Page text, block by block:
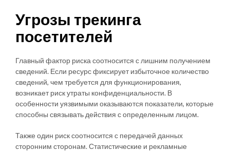
Угрозы трекинга
посетителей
Главный фактор риска соотносится с лишним получением
сведений. Если ресурс фиксирует избыточное количество
сведений, чем требуется для функционирования,
возникает риск утраты конфиденциальности. В
особенности уязвимыми оказываются показатели, которые
способны связывать действия с определенным лицом.
Также один риск соотносится с передачей данных
сторонним сторонам. Статистические и рекламные